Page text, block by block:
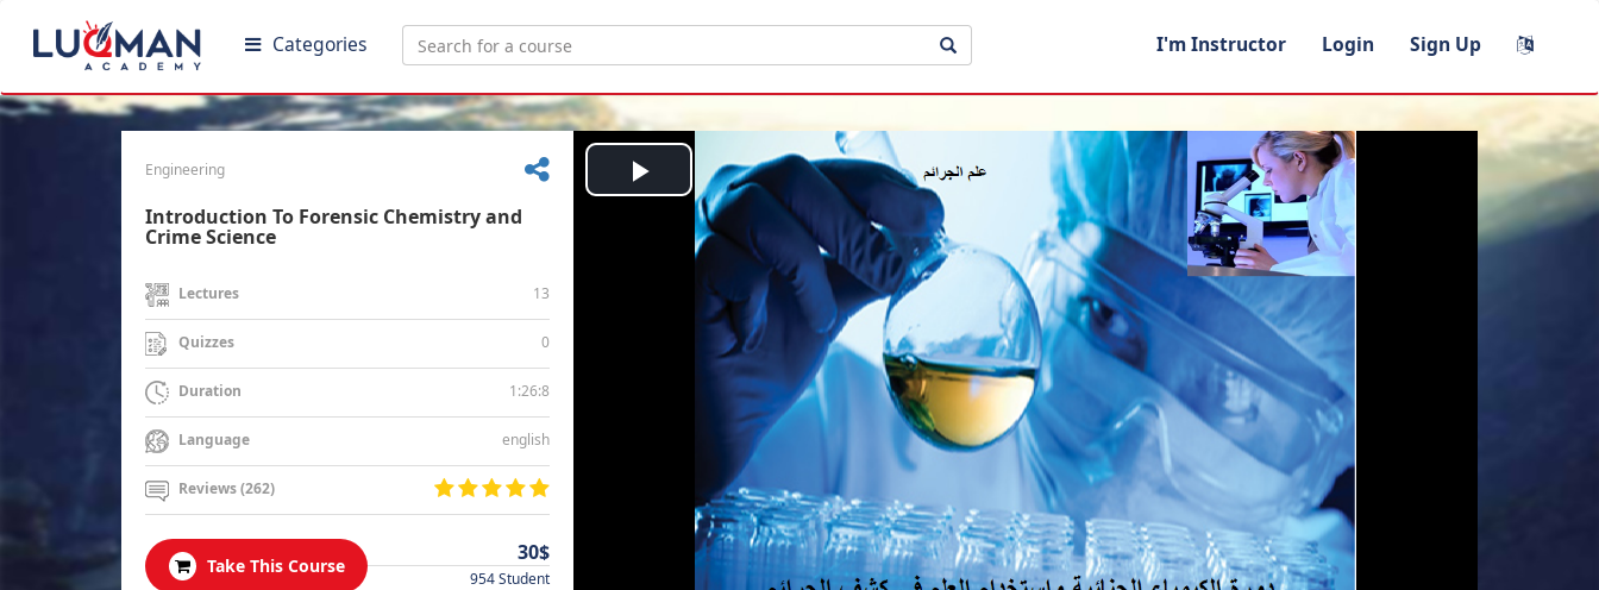
Categories I'm Instructor Login Sign Up
Engineering
Introduction To Forensic Chemistry and
Crime Science
Lectures 13
Quizzes 0
Duration 1:26:8
Language english
Reviews (262)
Take This Course
30$
954 Student
Play
Video